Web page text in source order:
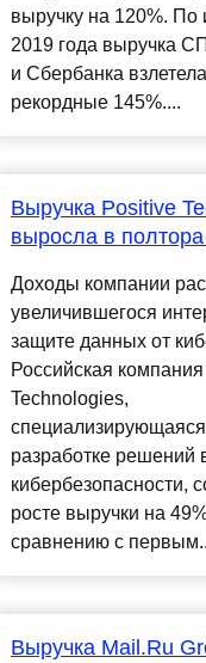
выручку на 120%. По
2019 года выручка
и Сбербанка
рекордные 145%....
Выручка Positive
выросла в
Доходы компании
увеличившегося
защите данных от
Российская
Technologies,
разработке решений
кибербезопасности,
росте выручки на
сравнению с
Выручка Mail.Ru